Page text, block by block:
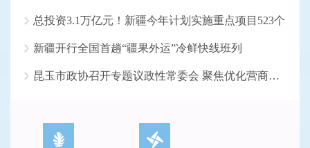
总投资3.1万亿元！新疆今年计划实施重点项目523个
新疆开行全国首趟“疆果外运”冷鲜快线班列
昆玉市政协召开专题议政性常委会 聚焦优化营商环境